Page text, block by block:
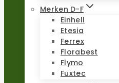
Merken D-F
Einhell
Etesia
Ferrex
Florabest
Flymo
Fuxtec